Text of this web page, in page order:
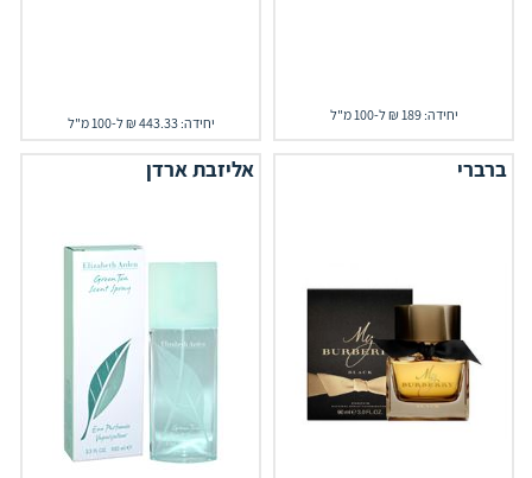
יחידה: 189 ₪ ל-100 מ"ל יחידה: 443.33 ₪ ל-100 מ"ל
ברברי אליזבת ארדן